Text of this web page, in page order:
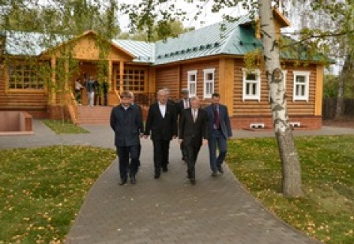
Перейти к основному содержанию